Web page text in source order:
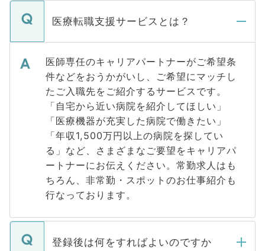
医療転職支援サービスとは？
医師専任のキャリアパートナーがご希望条
件などをおうかがいし、ご希望にマッチし
たご入職先をご紹介するサービスです。
「自宅から近い病院を紹介してほしい」
「医療機器が充実した病院で働きたい」
「年収1,500万円以上の病院を探してい
る」など、さまざまなご要望をキャリアパ
ートナーにお伝えください。常勤求人はも
ちろん、非常勤・スポットのお仕事紹介も
行なっております。
登録後は何をすればよいのですか